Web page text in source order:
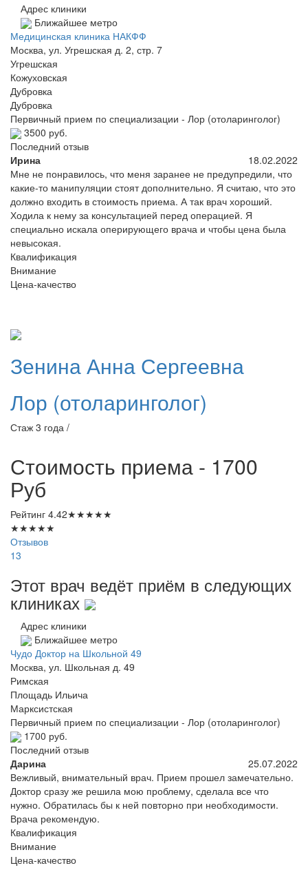
Адрес клиники
Ближайшее метро
Медицинская клиника НАКФФ
Москва, ул. Угрешская д. 2, стр. 7
Угрешская
Кожуховская
Дубровка
Дубровка
Первичный прием по специализации - Лор (отоларинголог)
3500 руб.
Последний отзыв
Ирина
18.02.2022
Мне не понравилось, что меня заранее не предупредили, что
какие-то манипуляции стоят дополнительно. Я считаю, что это
должно входить в стоимость приема. А так врач хороший.
Ходила к нему за консультацией перед операцией. Я
специально искала оперирующего врача и чтобы цена была
невысокая.
Квалификация
Внимание
Цена-качество
ЗенинаАнна Сергеевна
Лор (отоларинголог)
Стаж 3 года /
Стоимость приема - 1700
Руб
Рейтинг 4.42★★★★★
★★★★★
Отзывов
13
Этот врач ведёт приём в следующих
клиниках
Адрес клиники
Ближайшее метро
Чудо Доктор на Школьной 49
Москва, ул. Школьная д. 49
Римская
Площадь Ильича
Марксистская
Первичный прием по специализации - Лор (отоларинголог)
1700 руб.
Последний отзыв
Дарина
25.07.2022
Вежливый, внимательный врач. Прием прошел замечательно.
Доктор сразу же решила мою проблему, сделала все что
нужно. Обратилась бы к ней повторно при необходимости.
Врача рекомендую.
Квалификация
Внимание
Цена-качество